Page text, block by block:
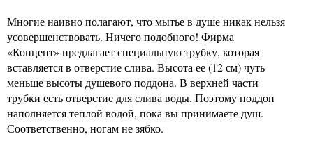
Многие наивно полагают, что мытье в душе никак нельзя
усовершенствовать. Ничего подобного! Фирма
«Концепт» предлагает специальную трубку, которая
вставляется в отверстие слива. Высота ее (12 см) чуть
меньше высоты душевого поддона. В верхней части
трубки есть отверстие для слива воды. Поэтому поддон
наполняется теплой водой, пока вы принимаете душ.
Соответственно, ногам не зябко.